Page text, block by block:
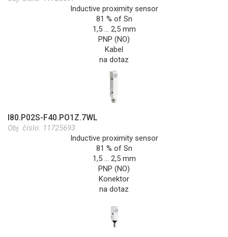
Inductive proximity sensor
81 % of Sn
1,5 … 2,5 mm
PNP (NO)
Kabel
na dotaz
I80.P02S-F40.PO1Z.7WL
Obj. číslo: 11725693
Inductive proximity sensor
81 % of Sn
1,5 … 2,5 mm
PNP (NO)
Konektor
na dotaz